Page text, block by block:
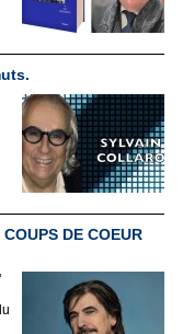
DE COEUR